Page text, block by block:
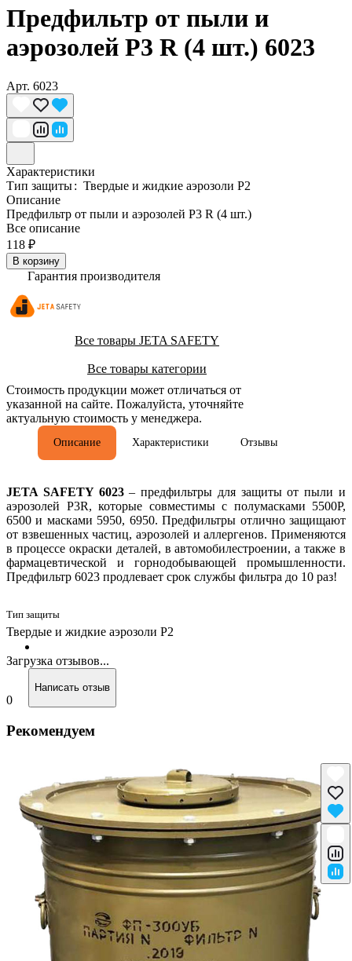
Предфильтр от пыли и
аэрозолей P3 R (4 шт.) 6023
Арт. 6023
Характеристики
Тип защиты: Твердые и жидкие аэрозоли P2
Описание
Предфильтр от пыли и аэрозолей P3 R (4 шт.)
Все описание
118 ₽
В корзину
Гарантия производителя
Все товары JETA SAFETY
Все товары категории
Стоимость продукции может отличаться от
указанной на сайте. Пожалуйста, уточняйте
актуальную стоимость у менеджера.
Описание Характеристики Отзывы
JETA SAFETY 6023– предфильтры для защиты от пыли и
аэрозолей P3R, которые совместимы с полумасками 5500P,
6500 и масками 5950, 6950. Предфильтры отлично защищают
от взвешенных частиц, аэрозолей и аллергенов. Применяются
в процессе окраски деталей, в автомобилестроении, а также в
фармацевтической и горнодобывающей промышленности.
Предфильтр 6023 продлевает срок службы фильтра до 10 раз!
Тип защиты
Твердые и жидкие аэрозоли P2
Загрузка отзывов...
0
Написать отзыв
Рекомендуем